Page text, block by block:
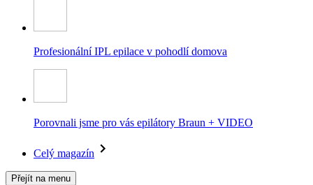
Profesionální IPL epilace v pohodlí domova
Porovnali jsme pro vás epilátory Braun + VIDEO
Celý magazín
Přejít na menu